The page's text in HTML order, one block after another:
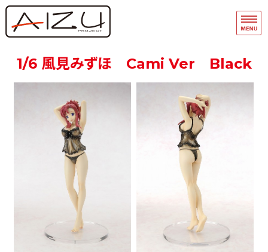
ホーム
フィギュアモデル完成品
フィギュアモデルキット
マスキングテープ
1/6 風見みずほ Cami Ver Black